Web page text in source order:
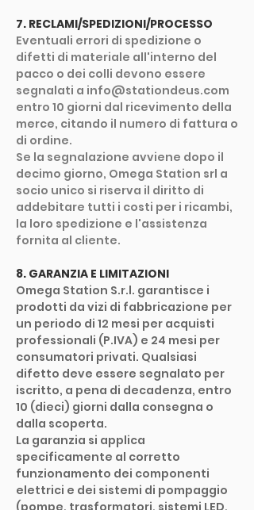
7. RECLAMI/SPEDIZIONI/PROCESSO
Eventuali errori di spedizione o
difetti di materiale all'interno del
pacco o dei colli devono essere
segnalati a info@stationdeus.com
entro 10 giorni dal ricevimento della
merce, citando il numero di fattura o
di ordine.
Se la segnalazione avviene dopo il
decimo giorno, Omega Station srl a
socio unico si riserva il diritto di
addebitare tutti i costi per i ricambi,
la loro spedizione e l'assistenza
fornita al cliente.
8. GARANZIA E LIMITAZIONI
Omega Station S.r.l. garantisce i
prodotti da vizi di fabbricazione per
un periodo di 12 mesi per acquisti
professionali (P.IVA) e 24 mesi per
consumatori privati. Qualsiasi
difetto deve essere segnalato per
iscritto, a pena di decadenza, entro
10 (dieci) giorni dalla consegna o
dalla scoperta.
La garanzia si applica
specificamente al corretto
funzionamento dei componenti
elettrici e dei sistemi di pompaggio